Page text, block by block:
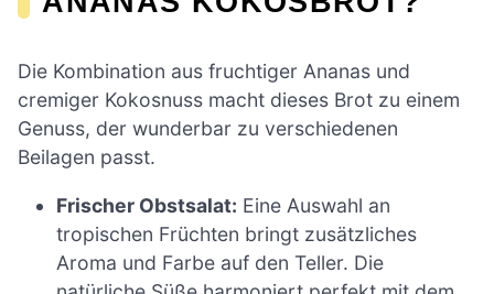
Die Kombination aus fruchtiger Ananas und
cremiger Kokosnuss macht dieses Brot zu einem
Genuss, der wunderbar zu verschiedenen
Beilagen passt.
Frischer Obstsalat: Eine Auswahl an
tropischen Früchten bringt zusätzliches
Aroma und Farbe auf den Teller. Die